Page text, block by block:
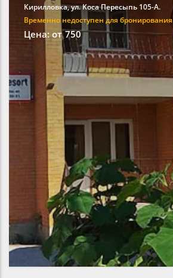
Кирилловка, ул. Kоса Пересыпь 105-А.
Временно недоступен для бронирования
Цена: от 750